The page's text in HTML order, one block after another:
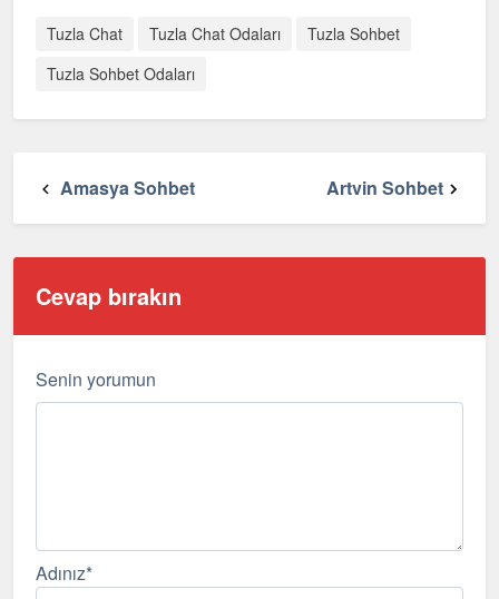
Tuzla Chat Tuzla Chat Odaları
Tuzla Sohbet
Tuzla Sohbet Odaları
Amasya Sohbet Artvin Sohbet
Cevap bırakın
Senin yorumun
Adınız*